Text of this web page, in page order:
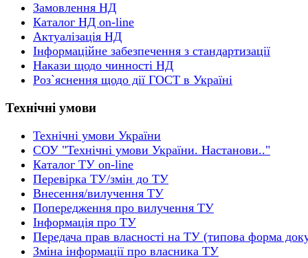
Замовлення НД
Каталог НД on-line
Актуалізація НД
Інформаційне забезпечення з стандартизації
Накази щодо чинності НД
Роз`яснення щодо дії ГОСТ в Україні
Технічні умови
Технічні умови України
СОУ "Технічні умови України. Настанови.."
Каталог ТУ on-line
Перевірка ТУ/змін до ТУ
Внесення/вилучення ТУ
Попередження про вилучення ТУ
Інформація про ТУ
Передача прав власності на ТУ (типова форма
Зміна інформації про власника ТУ